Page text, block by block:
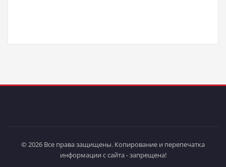
© 2026 Все права защищены. Копирование и перепечатка
информации с сайта - запрещена!